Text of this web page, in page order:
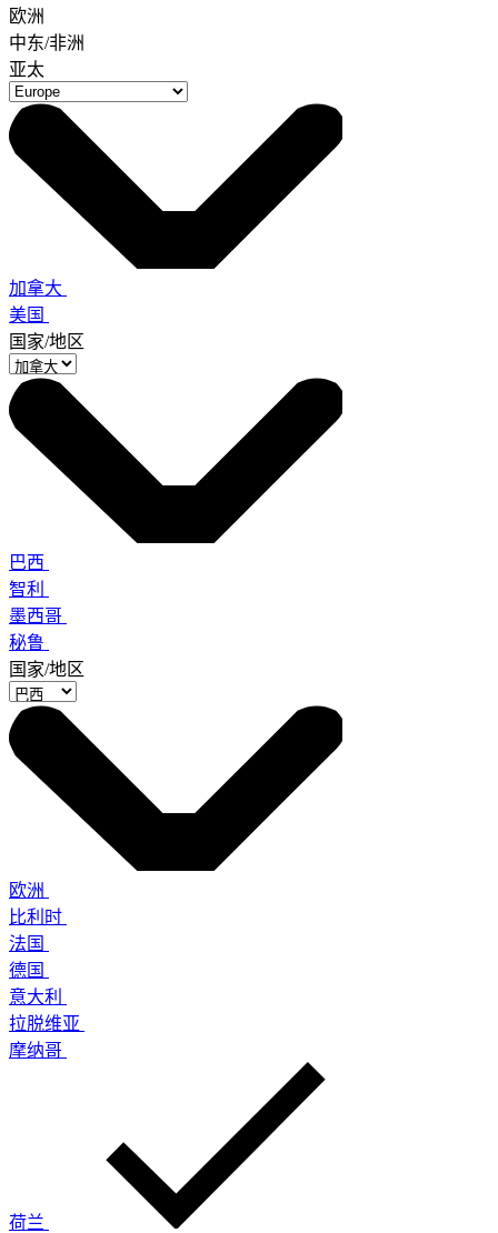
欧洲
中东/非洲
亚太
加拿大
美国
国家/地区
巴西
智利
墨西哥
秘鲁
国家/地区
欧洲
比利时
法国
德国
意大利
拉脱维亚
摩纳哥
荷兰